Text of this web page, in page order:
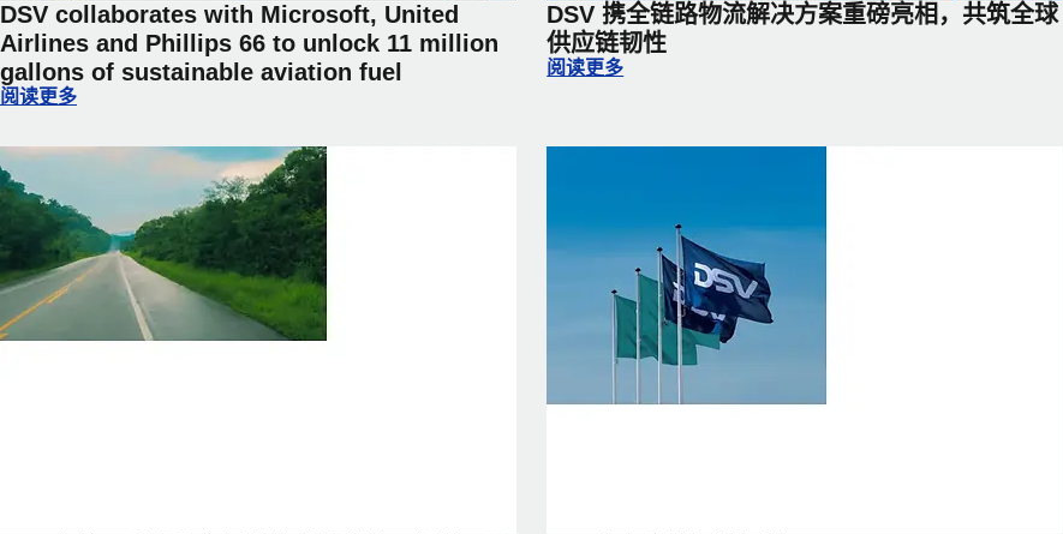
DSV collaborates with Microsoft, United
Airlines and Phillips 66 to unlock 11 million
gallons of sustainable aviation fuel
DSV collaborates with Microsoft, United Airlines and Phillips 66 to unlock 11 million gallons of sustainable aviation fuel
阅读更多
DSV 携全链路物流解决方案重磅亮相，共筑全球
供应链韧性
DSV 携全链路物流解决方案重磅亮相，共筑全球供应链韧性
阅读更多